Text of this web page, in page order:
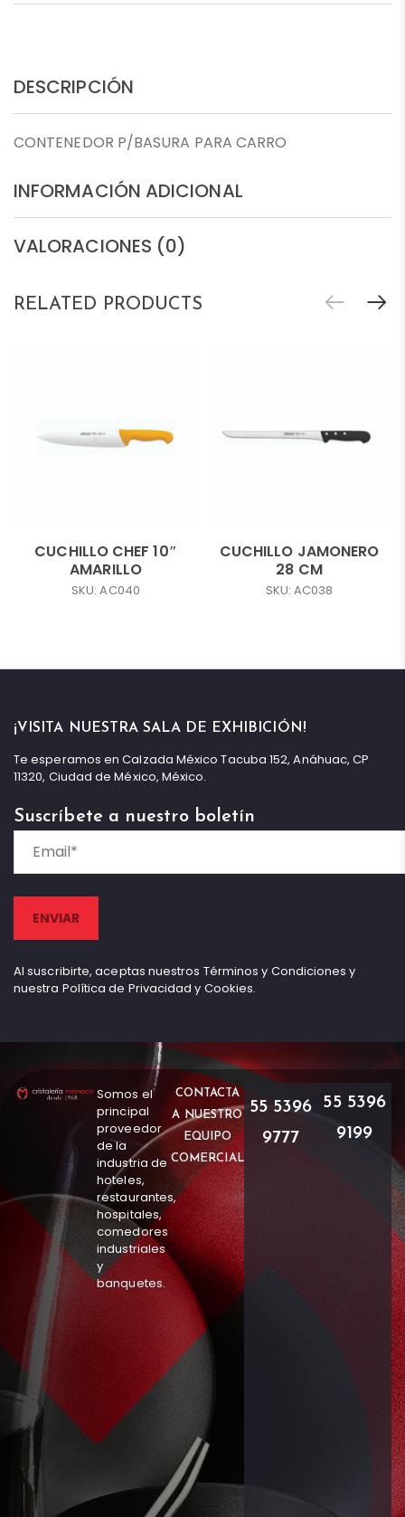
DESCRIPCIÓN
CONTENEDOR P/BASURA PARA CARRO
INFORMACIÓN ADICIONAL
VALORACIONES (0)
RELATED PRODUCTS
CUCHILLO CHEF 10″
AMARILLO
SKU: AC040
CUCHILLO JAMONERO
28 CM
SKU: AC038
¡VISITA NUESTRA SALA DE EXHIBICIÓN!
Te esperamos en Calzada México Tacuba 152, Anáhuac, CP
11320, Ciudad de México, México.
Suscríbete a nuestro boletín
Al suscribirte, aceptas nuestros Términos y Condiciones y
nuestra Política de Privacidad y Cookies.
Somos el
principal
proveedor
de la
industria de
hoteles,
restaurantes,
hospitales,
comedores
industriales
y
banquetes.
CONTACTA
A NUESTRO
EQUIPO
COMERCIAL
55 5396
9777
55 5396
9199